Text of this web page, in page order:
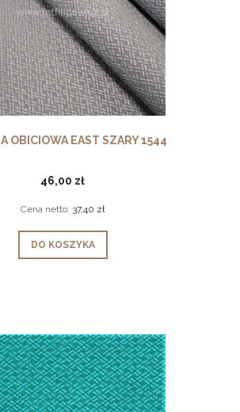
OBICIOWA EAST SZARY 1544
46,00 zł
Cena netto: 37,40 zł
DO KOSZYKA